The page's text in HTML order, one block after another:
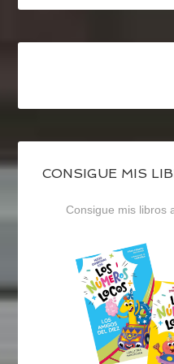
CONSIGUE MIS
Consigue mis libros